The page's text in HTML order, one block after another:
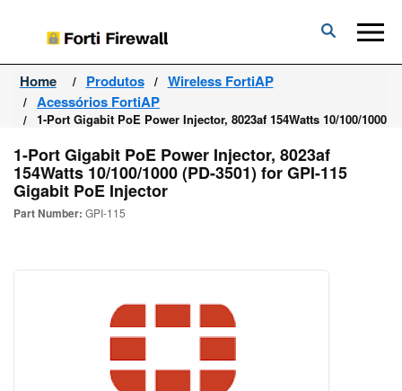
Forti
Firewall
Home Produtos
Wireless FortiAP
Acessórios FortiAP
1-Port Gigabit PoE Power Injector, 8023af 154Watts 10/100/1000
1-Port Gigabit PoE Power Injector, 8023af
154Watts 10/100/1000 (PD-3501) for GPI-115
Gigabit PoE Injector
Part Number: GPI-115